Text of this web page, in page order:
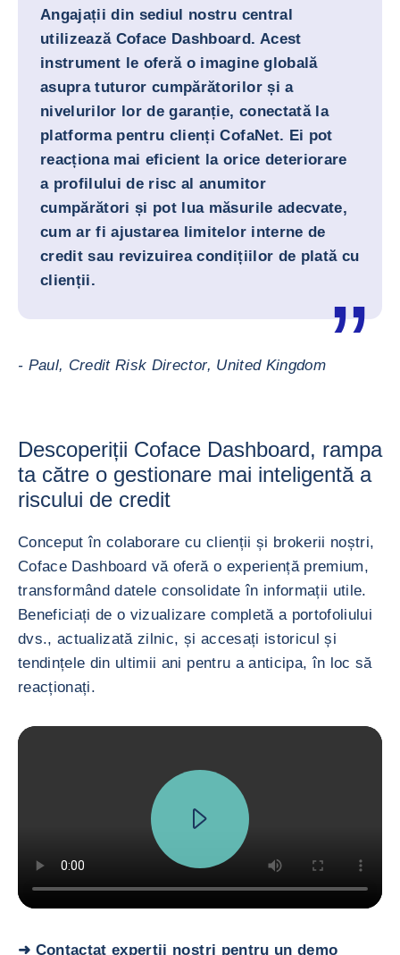
Angajații din sediul nostru central
utilizează Coface Dashboard. Acest
instrument le oferă o imagine globală
asupra tuturor cumpărătorilor și a
nivelurilor lor de garanție, conectată la
platforma pentru clienți CofaNet. Ei pot
reacționa mai eficient la orice deteriorare
a profilului de risc al anumitor
cumpărători și pot lua măsurile adecvate,
cum ar fi ajustarea limitelor interne de
credit sau revizuirea condițiilor de plată cu
clienții.
- Paul, Credit Risk Director, United Kingdom
Descoperiții Coface Dashboard, rampa
ta către o gestionare mai inteligentă a
riscului de credit
Conceput în colaborare cu clienții și brokerii noștri,
Coface Dashboard vă oferă o experiență premium,
transformând datele consolidate în informații utile.
Beneficiați de o vizualizare completă a portofoliului
dvs., actualizată zilnic, și accesați istoricul și
tendințele din ultimii ani pentru a anticipa, în loc să
reacționați.
➜ Contactaț experții noștri pentru un demo